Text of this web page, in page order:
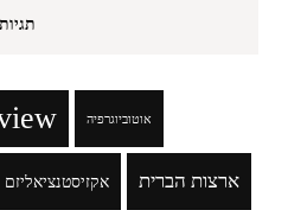
תגיות
אוטוביוגרפיה
אקזיסטנציאליזם ארצות הברית